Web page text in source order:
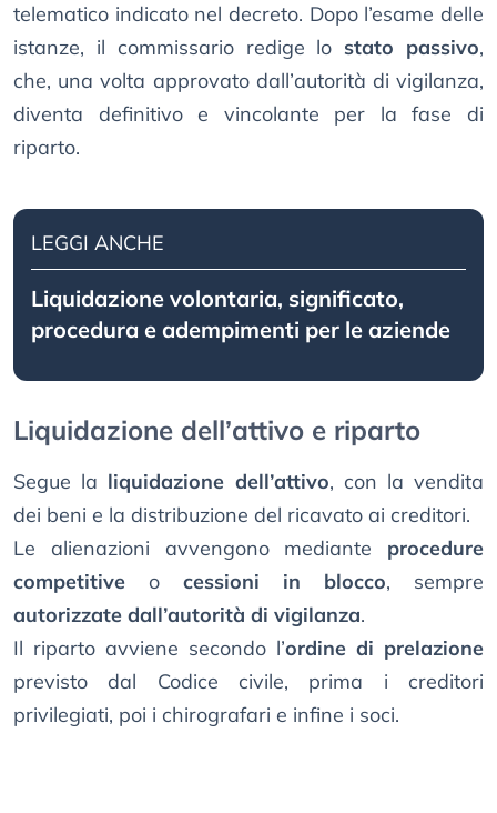
telematico indicato nel decreto. Dopo l’esame delle
istanze, il commissario redige lo stato passivo,
che, una volta approvato dall’autorità di vigilanza,
diventa definitivo e vincolante per la fase di
riparto.
LEGGI ANCHE
Liquidazione volontaria, significato,
procedura e adempimenti per le aziende
Liquidazione dell’attivo e riparto
Segue la liquidazione dell’attivo, con la vendita
dei beni e la distribuzione del ricavato ai creditori.
Le alienazioni avvengono mediante procedure
competitive o cessioni in blocco, sempre
autorizzate dall’autorità di vigilanza.
Il riparto avviene secondo l’ordine di prelazione
previsto dal Codice civile, prima i creditori
privilegiati, poi i chirografari e infine i soci.